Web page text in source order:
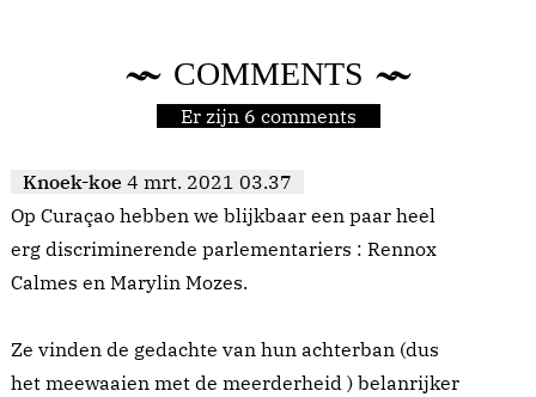
COMMENTS
Er zijn 6 comments
Knoek-koe 4 mrt. 2021 03.37
Op Curaçao hebben we blijkbaar een paar heel
erg discriminerende parlementariers : Rennox
Calmes en Marylin Mozes.
Ze vinden de gedachte van hun achterban (dus
het meewaaien met de meerderheid ) belanrijker